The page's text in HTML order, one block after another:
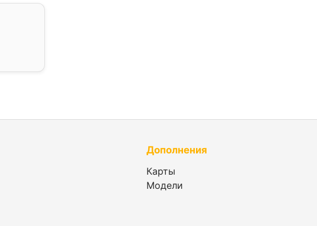
Дополнения
Карты
Модели